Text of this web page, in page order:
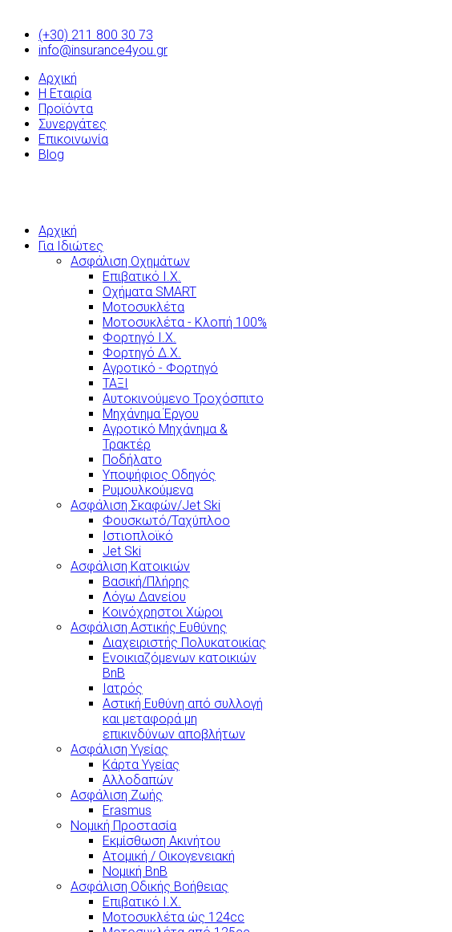
(+30) 211 800 30 73
info@insurance4you.gr
Αρχική
Η Εταιρία
Προϊόντα
Συνεργάτες
Επικοινωνία
Blog
Αρχική
Για Ιδιώτες
Ασφάλιση Οχημάτων
Επιβατικό Ι.Χ.
Οχήματα SMART
Μοτοσυκλέτα
Μοτοσυκλέτα - Κλοπή 100%
Φορτηγό Ι.Χ.
Φορτηγό Δ.Χ.
Αγροτικό - Φορτηγό
ΤΑΞΙ
Αυτοκινούμενο Τροχόσπιτο
Μηχάνημα Έργου
Αγροτικό Μηχάνημα &
Τρακτέρ
Ποδήλατο
Υποψήφιος Οδηγός
Ρυμουλκούμενα
Ασφάλιση Σκαφών/Jet Ski
Φουσκωτό/Ταχύπλοο
Ιστιοπλοϊκό
Jet Ski
Ασφάλιση Κατοικιών
Βασική/Πλήρης
Λόγω Δανείου
Κοινόχρηστοι Χώροι
Ασφάλιση Αστικής Ευθύνης
Διαχειριστής Πολυκατοικίας
Ενοικιαζόμενων κατοικιών
BnB
Ιατρός
Αστική Ευθύνη από συλλογή
και μεταφορά μη
επικινδύνων αποβλήτων
Ασφάλιση Υγείας
Κάρτα Υγείας
Αλλοδαπών
Ασφάλιση Ζωής
Erasmus
Νομική Προστασία
Εκμίσθωση Ακινήτου
Ατομική / Οικογενειακή
Νομική BnB
Ασφάλιση Οδικής Βοήθειας
Επιβατικό Ι.Χ.
Μοτοσυκλέτα ώς 124cc